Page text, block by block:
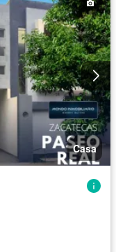
Casa